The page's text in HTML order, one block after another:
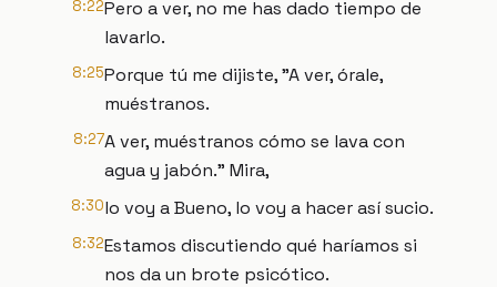
8:22Pero a ver, no me has dado tiempo de
lavarlo.
8:25Porque tú me dijiste, "A ver, órale,
muéstranos.
8:27A ver, muéstranos cómo se lava con
agua y jabón." Mira,
8:30lo voy a Bueno, lo voy a hacer así sucio.
8:32Estamos discutiendo qué haríamos si
nos da un brote psicótico.